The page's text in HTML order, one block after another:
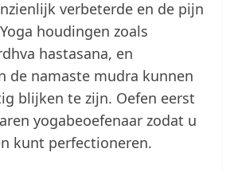
verbeterde en de pijn
houdingen zoals
hastasana, en
de namaste mudra kunnen
blijken te zijn. Oefen eerst
yogabeoefenaar zodat u
kunt perfectioneren.